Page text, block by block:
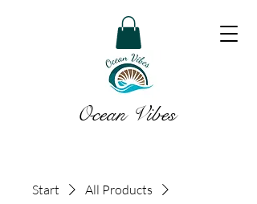
Ocean Vibes
Start
All Products